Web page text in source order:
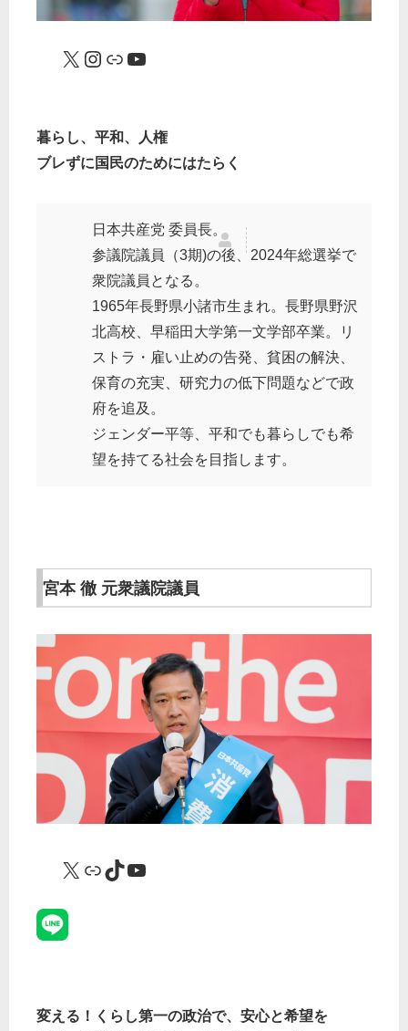
X Instagram リンクYouTube
暮らし、平和、人権
ブレずに国民のためにはたらく
日本共産党 委員長。
参議院議員（3期)の後、2024年総選挙で
衆院議員となる。
1965年長野県小諸市生まれ。長野県野沢
北高校、早稲田大学第一文学部卒業。リ
ストラ・雇い止めの告発、貧困の解決、
保育の充実、研究力の低下問題などで政
府を追及。
ジェンダー平等、平和でも暮らしでも希
望を持てる社会を目指します。
宮本 徹 元衆議院議員
X リンクTikTok YouTube
変える！くらし第一の政治で、安心と希望を